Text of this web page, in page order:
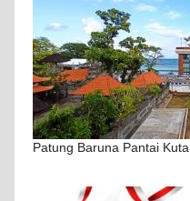
Patung Baruna Pantai Kuta